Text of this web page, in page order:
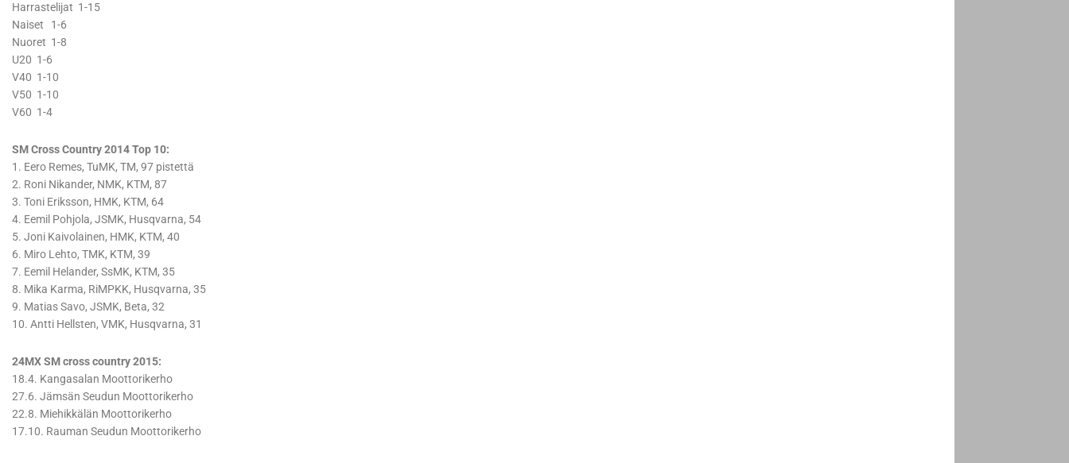
Harrastelijat 1-15
Naiset 1-6
Nuoret 1-8
U20 1-6
V40 1-10
V50 1-10
V60 1-4
SM Cross Country 2014 Top 10:
1. Eero Remes, TuMK, TM, 97 pistettä
2. Roni Nikander, NMK, KTM, 87
3. Toni Eriksson, HMK, KTM, 64
4. Eemil Pohjola, JSMK, Husqvarna, 54
5. Joni Kaivolainen, HMK, KTM, 40
6. Miro Lehto, TMK, KTM, 39
7. Eemil Helander, SsMK, KTM, 35
8. Mika Karma, RiMPKK, Husqvarna, 35
9. Matias Savo, JSMK, Beta, 32
10. Antti Hellsten, VMK, Husqvarna, 31
24MX SM cross country 2015:
18.4. Kangasalan Moottorikerho
27.6. Jämsän Seudun Moottorikerho
22.8. Miehikkälän Moottorikerho
17.10. Rauman Seudun Moottorikerho